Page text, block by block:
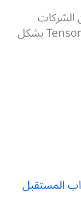
الشركات
الكبرى حول العالم تستخدم مكتبة TensorFlow بشكل
المستقبل